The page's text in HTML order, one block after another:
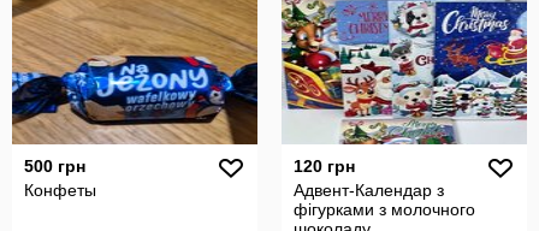
500 грн
Конфеты
120 грн
Адвент-Календар з
фігурками з молочного